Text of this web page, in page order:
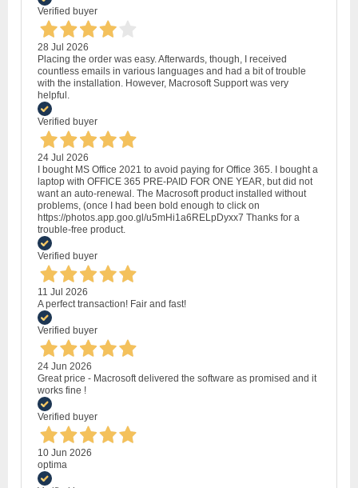
Verified buyer
28 Jul 2026
Placing the order was easy. Afterwards, though, I received
countless emails in various languages and had a bit of trouble
with the installation. However, Macrosoft Support was very
helpful.
Verified buyer
24 Jul 2026
I bought MS Office 2021 to avoid paying for Office 365. I bought a
laptop with OFFICE 365 PRE-PAID FOR ONE YEAR, but did not
want an auto-renewal. The Macrosoft product installed without
problems, (once I had been bold enough to click on
https://photos.app.goo.gl/u5mHi1a6RELpDyxx7 Thanks for a
trouble-free product.
Verified buyer
11 Jul 2026
A perfect transaction! Fair and fast!
Verified buyer
24 Jun 2026
Great price - Macrosoft delivered the software as promised and it
works fine !
Verified buyer
10 Jun 2026
optima